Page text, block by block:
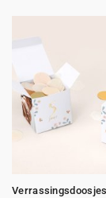
Verrassingsdoosjes